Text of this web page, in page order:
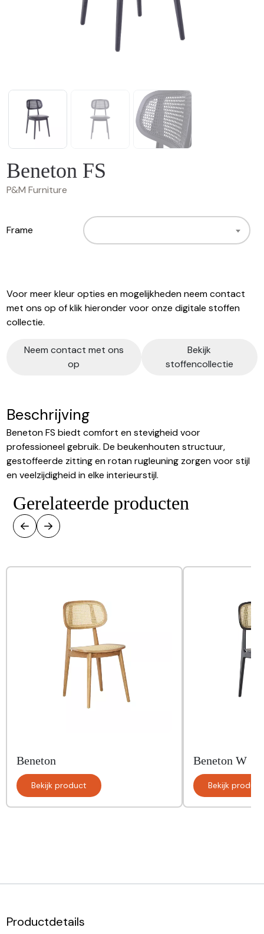
Beneton FS
P&M Furniture
Frame
Voor meer kleur opties en mogelijkheden neem contact
met ons op of klik hieronder voor onze digitale stoffen
collectie.
Neem contact met ons
op
Bekijk
stoffencollectie
Beschrijving
Beneton FS biedt comfort en stevigheid voor
professioneel gebruik. De beukenhouten structuur,
gestoffeerde zitting en rotan rugleuning zorgen voor stijl
en veelzijdigheid in elke interieurstijl.
Gerelateerde producten
Beneton
Bekijk product
Beneton W
Bekijk product
Productdetails